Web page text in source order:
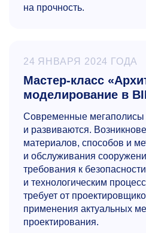
на прочность.
24 ЯНВАРЯ 2024 ГОДА
Мастер-класс
моделирование в
Современные мегаполисы
и развиваются.
материалов, способов и
и обслуживания
требования к
и технологическим
требует от
применения актуальных
проектирования.